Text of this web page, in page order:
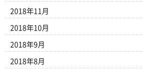
2018年11月
2018年10月
2018年9月
2018年8月